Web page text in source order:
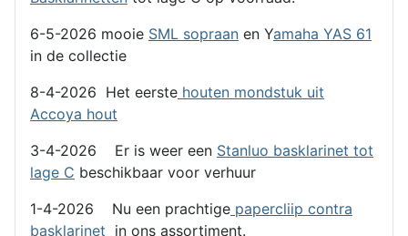
6-5-2026 mooie SML sopraan en Yamaha YAS 61
in de collectie
8-4-2026 Het eerste houten mondstuk uit
Accoya hout
3-4-2026 Er is weer een Stanluo basklarinet tot
lage C beschikbaar voor verhuur
1-4-2026 Nu een prachtige papercliip contra
basklarinet in ons assortiment.